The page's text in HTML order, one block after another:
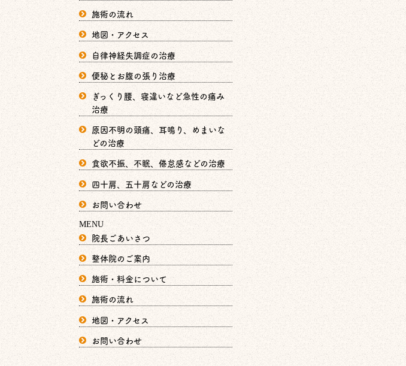
施術の流れ
地図・アクセス
自律神経失調症の治療
便秘とお腹の張り治療
ぎっくり腰、寝違いなど急性の痛み
治療
原因不明の頭痛、耳鳴り、めまいな
どの治療
食欲不振、不眠、倦怠感などの治療
四十肩、五十肩などの治療
お問い合わせ
MENU
院長ごあいさつ
整体院のご案内
施術・料金について
施術の流れ
地図・アクセス
お問い合わせ